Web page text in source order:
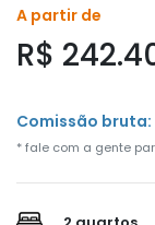
A partir de
R$
Comissão bruta:
* fale com a gente